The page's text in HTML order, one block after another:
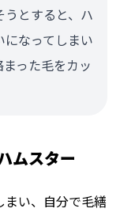
とすると、ハ
なってしまい
った毛をカッ
ムスター
まい、自分で毛繕